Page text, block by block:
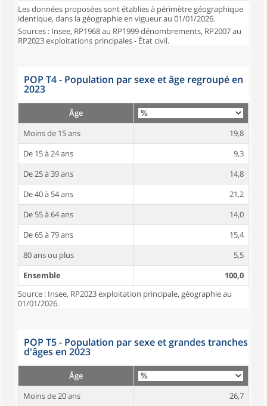
Les données proposées sont établies à périmètre géographique
identique, dans la géographie en vigueur au 01/01/2026.
Sources : Insee, RP1968 au RP1999 dénombrements, RP2007 au
RP2023 exploitations principales - État civil.
POP T4 - Population par sexe et âge regroupé en
2023
Âge
Moins de 15 ans
19,8
De 15 à 24 ans
9,3
De 25 à 39 ans
14,8
De 40 à 54 ans
21,2
De 55 à 64 ans
14,0
De 65 à 79 ans
15,4
80 ans ou plus
5,5
Ensemble
100,0
Source : Insee, RP2023 exploitation principale, géographie au
01/01/2026.
POP T5 - Population par sexe et grandes tranches
d'âges en 2023
Âge
Moins de 20 ans
26,7